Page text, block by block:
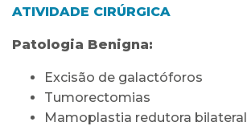
ATIVIDADE CIRÚRGICA
Patologia Benigna:
Excisão de galactóforos
Tumorectomias
Mamoplastia redutora bilateral